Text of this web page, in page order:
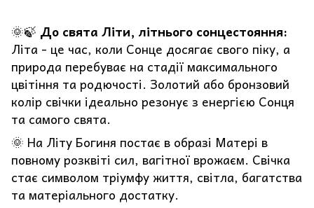
🌞🍃 До свята Літи, літнього сонцестояння:
Літа - це час, коли Сонце досягає свого піку, а
природа перебуває на стадії максимального
цвітіння та родючості. Золотий або бронзовий
колір свічки ідеально резонує з енергією Сонця
та самого свята.
🌞 На Літу Богиня постає в образі Матері в
повному розквіті сил, вагітної врожаєм. Свічка
стає символом тріумфу життя, світла, багатства
та матеріального достатку.